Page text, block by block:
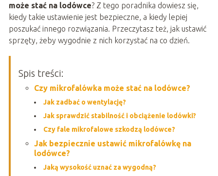
może stać na lodówce? Z tego poradnika dowiesz się,
kiedy takie ustawienie jest bezpieczne, a kiedy lepiej
poszukać innego rozwiązania. Przeczytasz też, jak ustawić
sprzęty, żeby wygodnie z nich korzystać na co dzień.
Spis treści:
Czy mikrofalówka może stać na lodówce?
Jak zadbać o wentylację?
Jak sprawdzić stabilność i obciążenie lodówki?
Czy fale mikrofalowe szkodzą lodówce?
Jak bezpiecznie ustawić mikrofalówkę na
lodówce?
Jaką wysokość uznać za wygodną?